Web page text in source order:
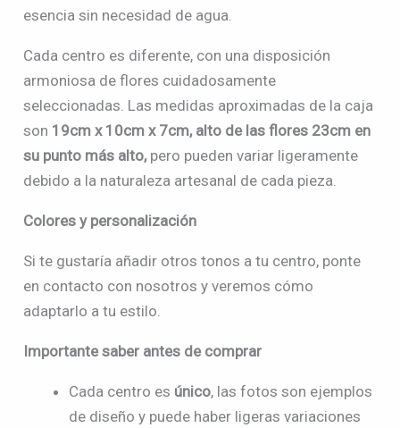
esencia sin necesidad de agua.
Cada centro es diferente, con una disposición
armoniosa de flores cuidadosamente
seleccionadas. Las medidas aproximadas de la caja
son 19cm x 10cm x 7cm, alto de las flores 23cm en
su punto más alto,pero pueden variar ligeramente
debido a la naturaleza artesanal de cada pieza.
Colores y personalización
Si te gustaría añadir otros tonos a tu centro, ponte
en contacto con nosotros y veremos cómo
adaptarlo a tu estilo.
Importante saber antes de comprar
Cada centro es único, las fotos son ejemplos
de diseño y puede haber ligeras variaciones